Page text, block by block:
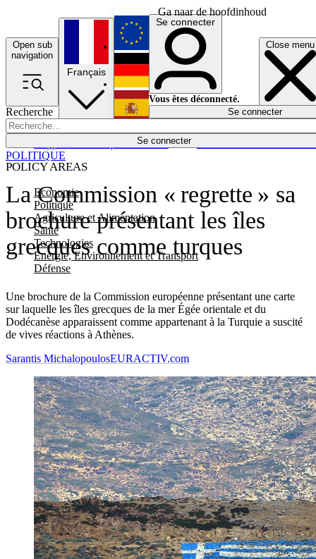
Ga naar de hoofdinhoud
Open sub
navigation
Close menu
Recherche
Se connecter
POLICY AREAS
Economie
Politique
Agriculture et Alimentation
Santé
Technologies
Energie, Environnement et Transport
Défense
Économie
Français
English
Deutsch
Español
Se connecter
Vous êtes déconnecté.
Se connecter
La Commission « regrette » sa
brochure présentant les îles
grecques comme turques
Une brochure de la Commission européenne présentant une carte
sur laquelle les îles grecques de la mer Égée orientale et du
Dodécanèse apparaissent comme appartenant à la Turquie a suscité
de vives réactions à Athènes.
POLITIQUE
Sarantis MichalopoulosEURACTIV.com